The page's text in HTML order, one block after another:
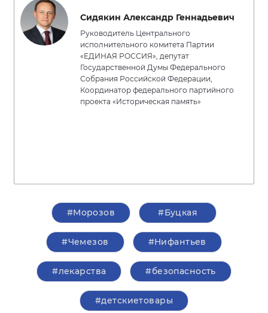
Сидякин Александр Геннадьевич
Руководитель Центрального
исполнительного комитета Партии
«ЕДИНАЯ РОССИЯ», депутат
Государственной Думы Федерального
Собрания Российской Федерации,
Координатор федерального партийного
проекта «Историческая память»
#Морозов #Буцкая
#Чемезов #Нифантьев
#лекарства #безопасность
#детскиетовары